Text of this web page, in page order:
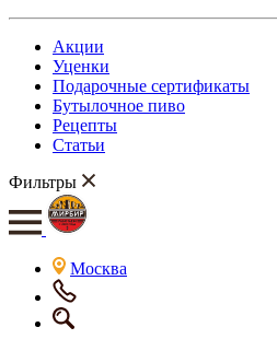
Акции
Уценки
Подарочные сертификаты
Бутылочное пиво
Рецепты
Статьи
Фильтры
Москва